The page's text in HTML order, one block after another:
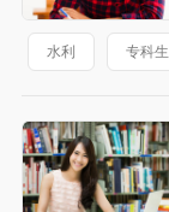
水利 专科生